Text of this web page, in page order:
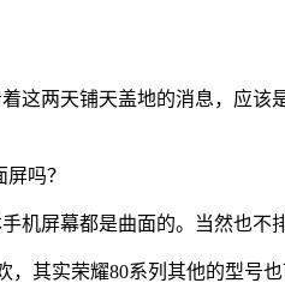
这两天铺天盖地的消息，应
吗？
机屏幕都是曲面的。当然也不
其实荣耀80系列其他的型号也